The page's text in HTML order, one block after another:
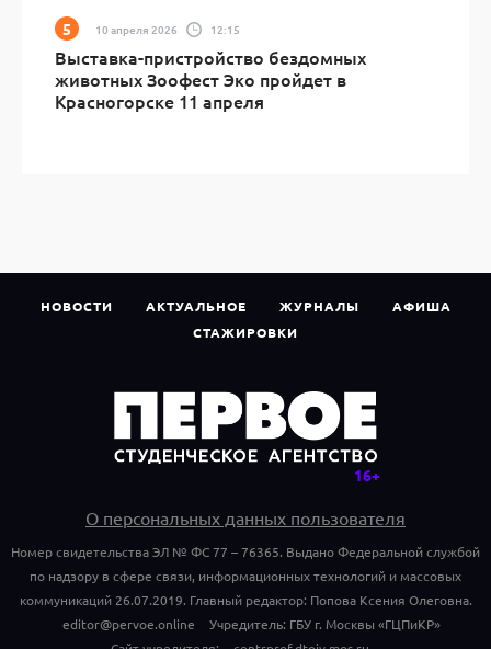
10 апреля 2026 12:15
Выставка-пристройство бездомных
животных Зоофест Эко пройдет в
Красногорске 11 апреля
НОВОСТИ АКТУАЛЬНОЕ ЖУРНАЛЫ
АФИША
СТАЖИРОВКИ
О персональных данных пользователя
Номер свидетельства ЭЛ № ФС 77 – 76365. Выдано Федеральной службой
по надзору в сфере связи, информационных технологий и массовых
коммуникаций 26.07.2019. Главный редактор: Попова Ксения Олеговна.
editor@pervoe.online
Учредитель: ГБУ г. Москвы «ГЦПиКР»